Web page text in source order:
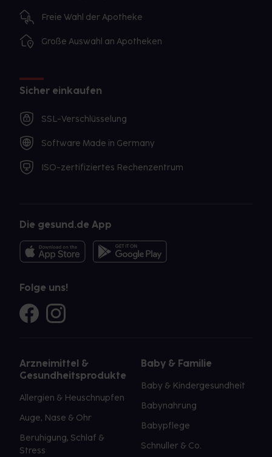
Freie Wahl der Apotheke
Große Auswahl an Apotheken
Sicher einkaufen
SSL-Verschlüsselung
Software Made in Germany
ISO-zertifiziertes Rechenzentrum
Die gesund.de App
Folge uns!
Arzneimittel &
Gesundheitsprodukte
Allergien & Heuschnupfen
Auge, Nase & Ohr
Beruhigung, Schlaf &
Stress
Baby & Familie
Baby & Kindergesundheit
Babynahrung
Babypflege
Schnuller & Co.